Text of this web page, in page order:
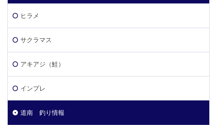
ヒラメ
サクラマス
アキアジ（鮭）
インプレ
道南 釣り情報